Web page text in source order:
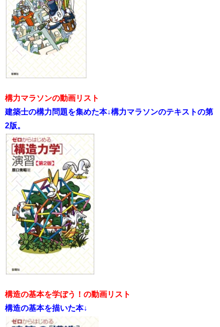
構力マラソンの動画リスト
建築士の構力問題を集めた本↓構力マラソンのテキストの第
2版。
構造の基本を学ぼう！の動画リスト
構造の基本を描いた本↓